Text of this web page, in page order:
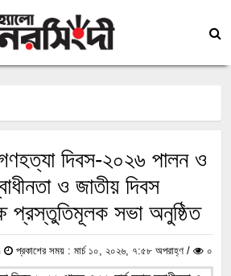
গণহত্যা দিবস-২০২৬ পালন ও
ও জাতীয় দিবস
প্রস্তুতিমূলক সভা অনুষ্ঠিত
প্রকাশের সময় : মার্চ ১০, ২০২৬, ৭:৫৮ অপরাহ্ণ / ০